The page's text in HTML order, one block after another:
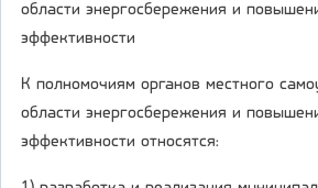
области энергосбережения и
эффективности
К полномочиям органов местного
области энергосбережения и
эффективности относятся: